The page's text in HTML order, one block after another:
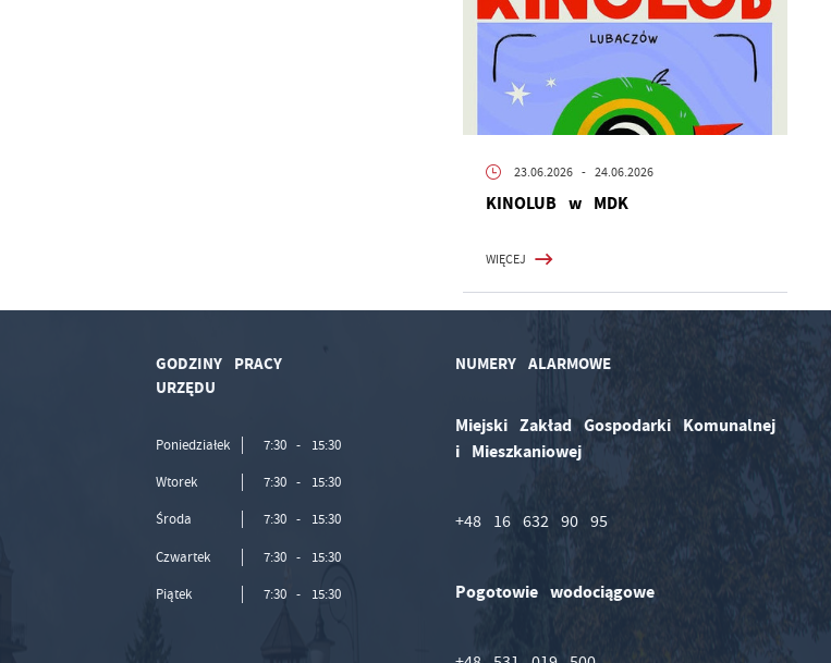
23.06.2026 - 24.06.2026
KINOLUB w MDK
WIĘCEJ
GODZINY PRACY
URZĘDU
Poniedziałek 7:30 - 15:30
Wtorek 7:30 - 15:30
Środa 7:30 - 15:30
Czwartek 7:30 - 15:30
Piątek 7:30 - 15:30
NUMERY ALARMOWE
Miejski Zakład Gospodarki Komunalnej
i Mieszkaniowej
+48 16 632 90 95
Pogotowie wodociągowe